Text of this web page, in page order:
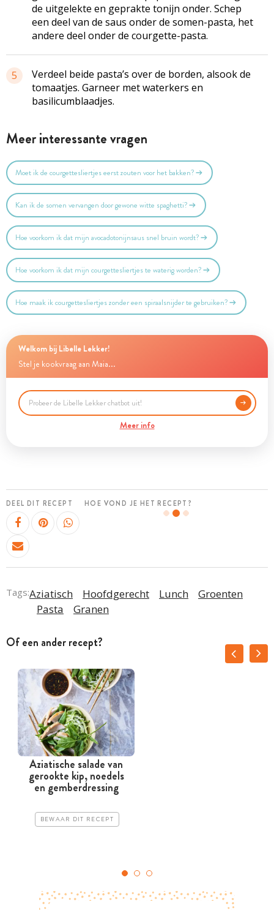
de uitgelekte en geprakte tonijn onder. Schep
een deel van de saus onder de somen-pasta, het
andere deel onder de courgette-pasta.
5
Verdeel beide pasta’s over de borden, alsook de
tomaatjes. Garneer met waterkers en
basilicumblaadjes.
Meer interessante vragen
Moet ik de courgettesliertjes eerst zouten voor het bakken?
Kan ik de somen vervangen door gewone witte spaghetti?
Hoe voorkom ik dat mijn avocadotonijnsaus snel bruin wordt?
Hoe voorkom ik dat mijn courgettesliertjes te waterig worden?
Hoe maak ik courgettesliertjes zonder een spiraalsnijder te gebruiken?
Welkom bij Libelle Lekker!
Stel je kookvraag aan Maia...
Meer info
DEEL DIT RECEPT HOE VOND JE HET RECEPT?
Tags:Aziatisch Hoofdgerecht Lunch
Groenten
Pasta
Granen
Of een ander recept?
Aziatische salade van
gerookte kip, noedels
en gemberdressing
BEWAAR DIT RECEPT